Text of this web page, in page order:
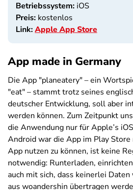
Betriebssystem: iOS
Preis: kostenlos
Link:Apple App Store
App made in Germany
Die App "planeatery" – ein
"eat" – stammt trotz seines
deutscher Entwicklung, soll aber
werden können. Zum Zeitpunkt
die Anwendung nur für Apple’s
Android war die App im Play
App nutzen zu können, ist keine
notwendig: Runterladen,
auch mit sich, dass keinerlei
aus woandershin übertragen